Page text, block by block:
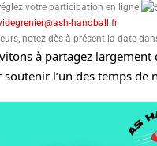
votre participation en ligne
handball.fr
notez dès à présent la date
à partagez largement
l’un des temps de